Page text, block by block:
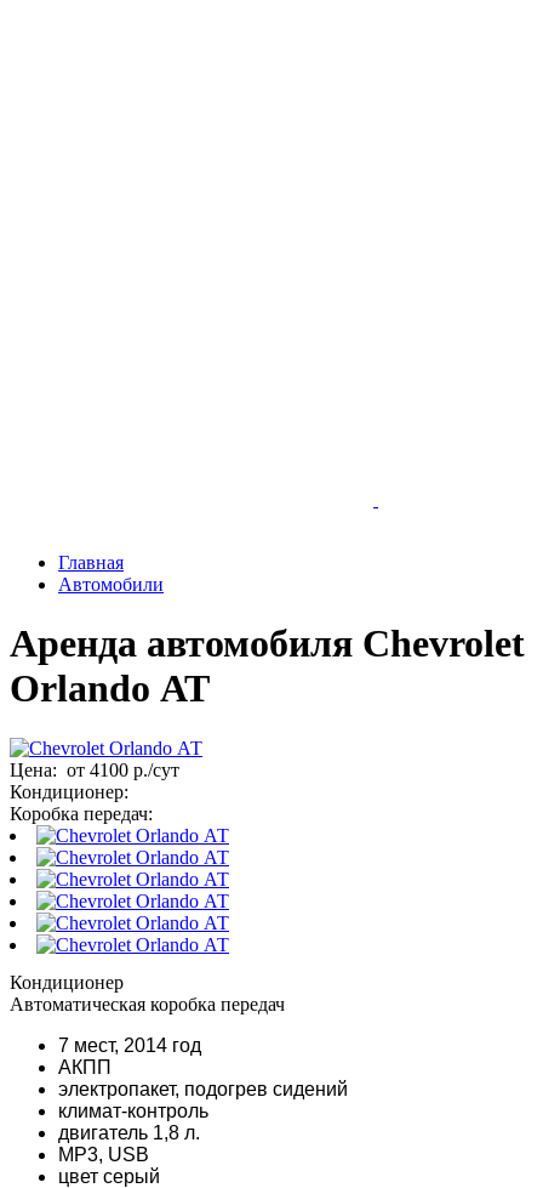
Главная
Автомобили
Аренда автомобиля Chevrolet
Orlando АТ
Цена: от 4100 р./сут
Кондиционер:
Коробка передач:
Кондиционер
Автоматическая коробка передач
7 мест, 2014 год
АКПП
электропакет, подогрев сидений
климат-контроль
двигатель 1,8 л.
МР3, USB
цвет серый